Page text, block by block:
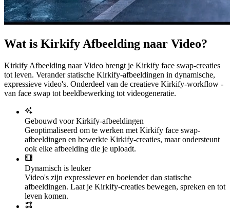
Wat is Kirkify Afbeelding naar Video?
Kirkify Afbeelding naar Video brengt je Kirkify face swap-creaties
tot leven. Verander statische Kirkify-afbeeldingen in dynamische,
expressieve video's. Onderdeel van de creatieve Kirkify-workflow -
van face swap tot beeldbewerking tot videogeneratie.
Gebouwd voor Kirkify-afbeeldingen
Geoptimaliseerd om te werken met Kirkify face swap-
afbeeldingen en bewerkte Kirkify-creaties, maar ondersteunt
ook elke afbeelding die je uploadt.
Dynamisch is leuker
Video's zijn expressiever en boeiender dan statische
afbeeldingen. Laat je Kirkify-creaties bewegen, spreken en tot
leven komen.